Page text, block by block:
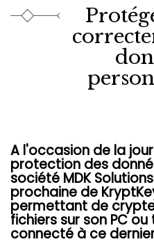
A l'occasion de la
protection des
société MDK
prochaine de
permettant de
fichiers sur son PC
connecté à ce